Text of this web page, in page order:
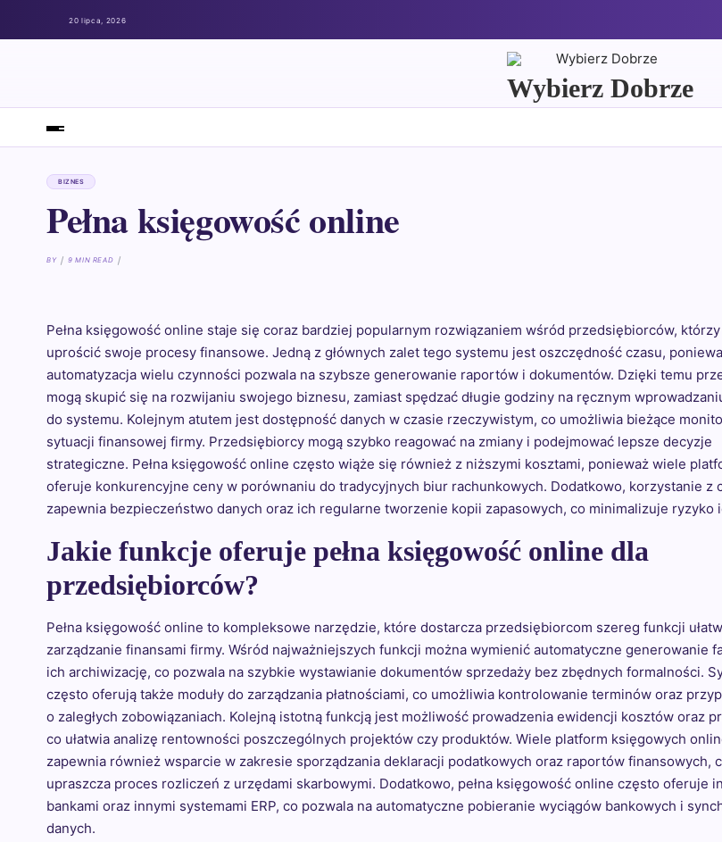
20 lipca, 2026
Wybierz Dobrze
BIZNES
Pełna księgowość online
BY 9 MIN READ
Pełna księgowość online staje się coraz bardziej popularnym rozwiązaniem wśród przedsiębiorców,
uprościć swoje procesy finansowe. Jedną z głównych zalet tego systemu jest oszczędność czasu,
automatyzacja wielu czynności pozwala na szybsze generowanie raportów i dokumentów. Dzięki temu
mogą skupić się na rozwijaniu swojego biznesu, zamiast spędzać długie godziny na ręcznym
do systemu. Kolejnym atutem jest dostępność danych w czasie rzeczywistym, co umożliwia bieżące
sytuacji finansowej firmy. Przedsiębiorcy mogą szybko reagować na zmiany i podejmować lepsze decyzje
strategiczne. Pełna księgowość online często wiąże się również z niższymi kosztami, ponieważ wiele
oferuje konkurencyjne ceny w porównaniu do tradycyjnych biur rachunkowych. Dodatkowo, korzystanie z
zapewnia bezpieczeństwo danych oraz ich regularne tworzenie kopii zapasowych, co minimalizuje ryzyko
Jakie funkcje oferuje pełna księgowość online dla
przedsiębiorców?
Pełna księgowość online to kompleksowe narzędzie, które dostarcza przedsiębiorcom szereg funkcji
zarządzanie finansami firmy. Wśród najważniejszych funkcji można wymienić automatyczne generowanie
ich archiwizację, co pozwala na szybkie wystawianie dokumentów sprzedaży bez zbędnych formalności.
często oferują także moduły do zarządzania płatnościami, co umożliwia kontrolowanie terminów oraz
o zaległych zobowiązaniach. Kolejną istotną funkcją jest możliwość prowadzenia ewidencji kosztów oraz
co ułatwia analizę rentowności poszczególnych projektów czy produktów. Wiele platform księgowych
zapewnia również wsparcie w zakresie sporządzania deklaracji podatkowych oraz raportów finansowych,
upraszcza proces rozliczeń z urzędami skarbowymi. Dodatkowo, pełna księgowość online często oferuje
bankami oraz innymi systemami ERP, co pozwala na automatyczne pobieranie wyciągów bankowych i
danych.